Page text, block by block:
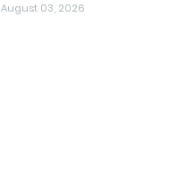
August 03, 2026